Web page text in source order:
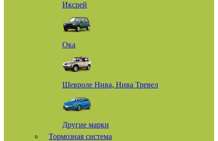
Иксрей
Ока
Шевроле Нива, Нива Тревел
Другие марки
Тормозная система